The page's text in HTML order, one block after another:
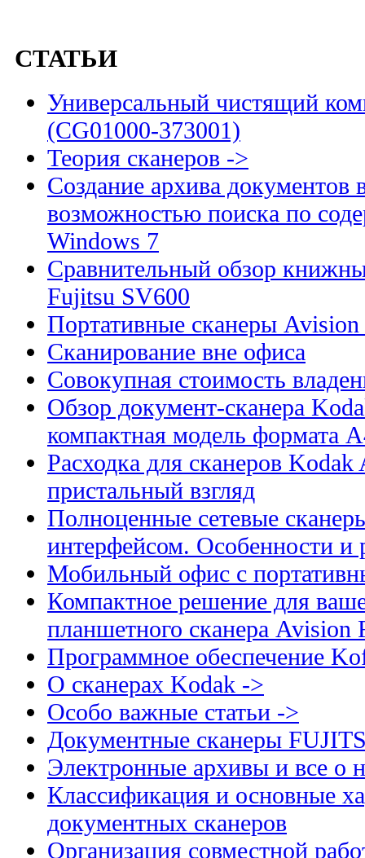
СТАТЬИ
Универсальный чистящий
(CG01000-373001)
Теория сканеров ->
Создание архива документов
возможностью поиска по
Windows 7
Сравнительный обзор
Fujitsu SV600
Портативные сканеры Avision
Сканирование вне офиса
Совокупная стоимость
Обзор документ-сканера
компактная модель формата
Расходка для сканеров
пристальный взгляд
Полноценные сетевые
интерфейсом. Особенности и
Мобильный офис с
Компактное решение для
планшетного сканера Avision
Программное обеспечение
О сканерах Kodak ->
Особо важные статьи ->
Документные сканеры
Электронные архивы и все о
Классификация и основные
документных сканеров
Организация совместной